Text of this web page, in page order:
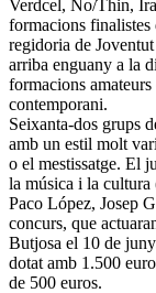
Verdcel, No/Thin,
formacions
regidoria de
arriba enguany a la
formacions
contemporani.
Seixanta-dos grups
amb un estil molt
o el mestissatge. El
la música i la
Paco López, Josep
concurs, que
Butjosa el 10 de
dotat amb 1.500
de 500 euros.